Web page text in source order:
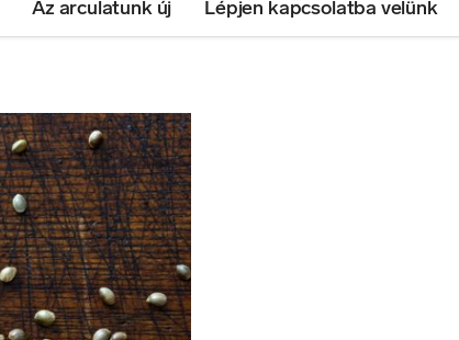
Az arculatunk új Lépjen kapcsolatba velünk